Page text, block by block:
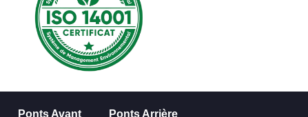
Ponts Avant Ponts Arrière